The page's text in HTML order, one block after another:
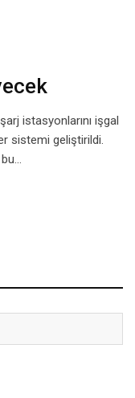
istasyonlarını işgal
sistemi geliştirildi.
bu…